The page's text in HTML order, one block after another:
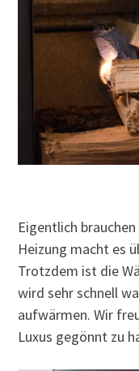
Eigentlich
Heizung macht es
Trotzdem ist die
wird sehr schnell
aufwärmen. Wir
Luxus gegönnt zu